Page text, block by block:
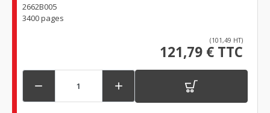
2662B005
3400 pages
(101,49 HT)
121,79 € TTC
 